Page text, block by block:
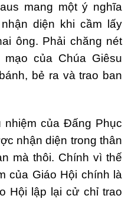
mang một ý nghĩa
diện khi cầm lấy
ông. Phải chăng nét
của Chúa Giêsu
bẻ ra và trao ban
nhiệm của Ðấng Phục
nhận diện trong thân
mà thôi. Chính vì thế
của Giáo Hội chính là
Hội lập lại cử chỉ trao